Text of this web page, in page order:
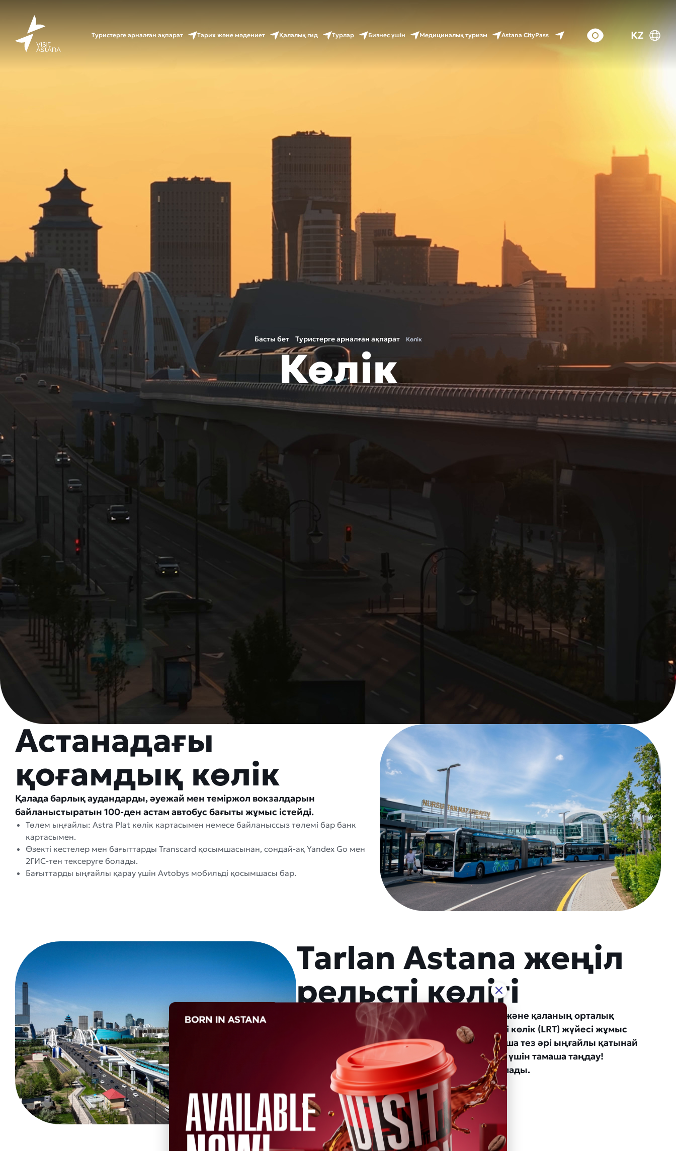
Туристерге арналған ақпарат Тарих және мәдениет Қалалық гид Турлар Бизнес үшін Медициналық туризм Astana CityPass KZ
Басты бет Туристерге арналған ақпарат Көлік
Көлік
Астанадағы
қоғамдық көлік
Қалада барлық аудандарды, әуежай мен теміржол вокзалдарын
байланыстыратын 100-ден астам автобус бағыты жұмыс істейді.
Төлем ыңғайлы: Astra Plat көлік картасымен немесе байланыссыз төлемі бар банк
картасымен.
Өзекті кестелер мен бағыттарды Transcard қосымшасынан, сондай-ақ Yandex Go мен
2ГИС-тен тексеруге болады.
Бағыттарды ыңғайлы қарау үшін Avtobys мобильді қосымшасы бар.
Tarlan Astana жеңіл
рельсті көлігі
Астанада әуежайды, теміржол вокзалдарын және қаланың орталық
аудандарын байланыстыратын жеңіл рельсті көлік (LRT) жүйесі жұмыс
істейді. Енді сіз кептелістерсіз Астана бойынша тез әрі ыңғайлы қатынай
аласыз — бұл туристер мен қала тұрғындары үшін тамаша таңдау!
Жол картасын әр станциядан сатып алуға болады.